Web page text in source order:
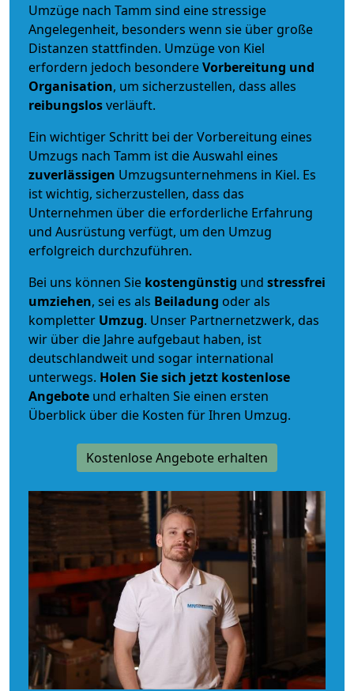
Umzüge nach Tamm sind eine stressige
Angelegenheit, besonders wenn sie über große
Distanzen stattfinden. Umzüge von Kiel
erfordern jedoch besondereVorbereitung und
Organisation, um sicherzustellen, dass alles
reibungslosverläuft.
Ein wichtiger Schritt bei der Vorbereitung eines
Umzugs nach Tamm ist die Auswahl eines
zuverlässigen Umzugsunternehmens in Kiel. Es
ist wichtig, sicherzustellen, dass das
Unternehmen über die erforderliche Erfahrung
und Ausrüstung verfügt, um den Umzug
erfolgreich durchzuführen.
Bei uns können Sie kostengünstig und stressfrei
umziehen, sei es als Beiladung oder als
kompletter Umzug. Unser Partnernetzwerk, das
wir über die Jahre aufgebaut haben, ist
deutschlandweit und sogar international
unterwegs. Holen Sie sich jetzt kostenlose
Angebote und erhalten Sie einen ersten
Überblick über die Kosten für Ihren Umzug.
Kostenlose Angebote erhalten